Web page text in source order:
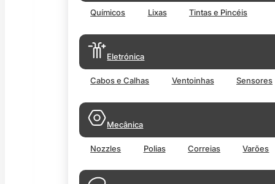
Químicos Lixas Tintas e Pincéis
Eletrónica
Cabos e Calhas Ventoinhas Sensores
Mecânica
Nozzles Polias Correias Varões